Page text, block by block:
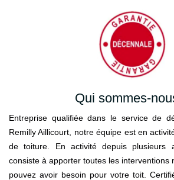
Qui sommes-
Entreprise qualifiée dans le service de
Remilly Aillicourt, notre équipe est en
de toiture. En activité depuis plusieurs
consiste à apporter toutes les interventions
pouvez avoir besoin pour votre toit.